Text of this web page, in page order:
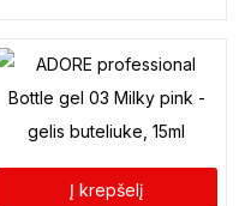
Į krepšelį